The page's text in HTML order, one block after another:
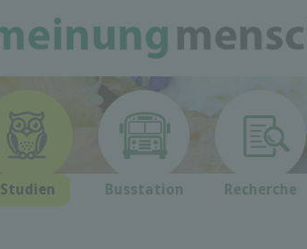
Studien Busstation Recherche